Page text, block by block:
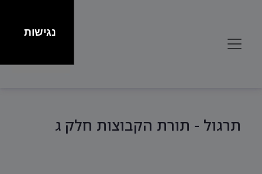
תרגול - תורת הקבוצות חלק ג
נגישות